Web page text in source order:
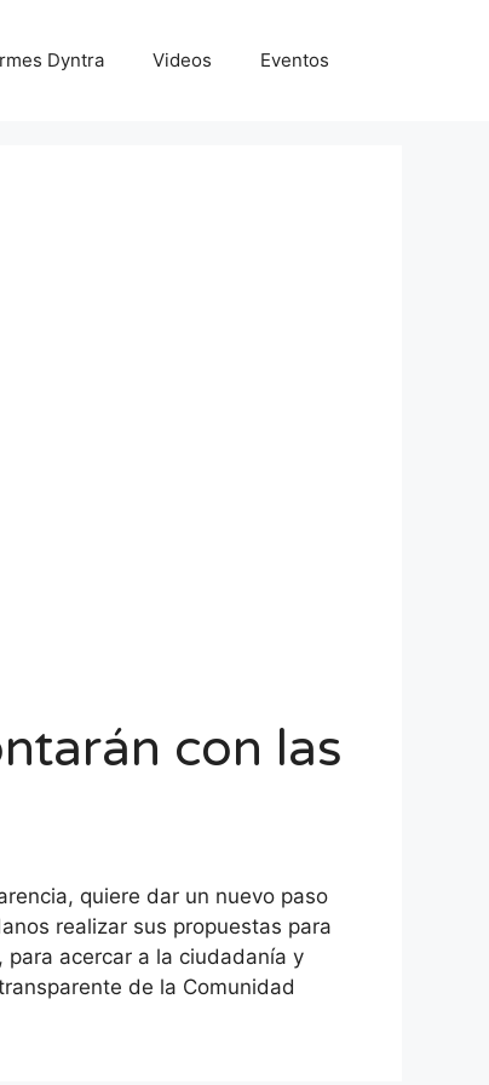
Dyntra Videos Eventos
con las
quiere dar un nuevo paso
realizar sus propuestas para
para acercar a la ciudadanía y
de la Comunidad